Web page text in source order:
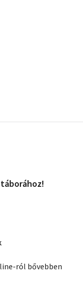
ról bővebben